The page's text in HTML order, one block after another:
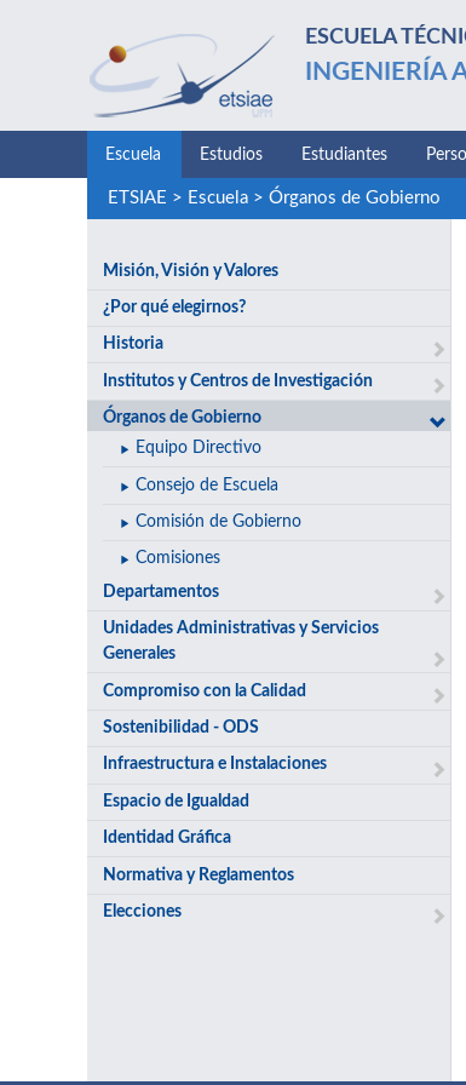
ESCUELA
INGENIERÍA
Escuela Estudios Estudiantes
ETSIAE > Escuela> Órganos de Gobierno
Misión, Visión y Valores
¿Por qué elegirnos?
Historia
Institutos y Centros de Investigación
Órganos de Gobierno
Equipo Directivo
Consejo de Escuela
Comisión de Gobierno
Comisiones
Departamentos
Unidades Administrativas y Servicios
Generales
Compromiso con la Calidad
Sostenibilidad - ODS
Infraestructura e Instalaciones
Espacio de Igualdad
Identidad Gráfica
Normativa y Reglamentos
Elecciones